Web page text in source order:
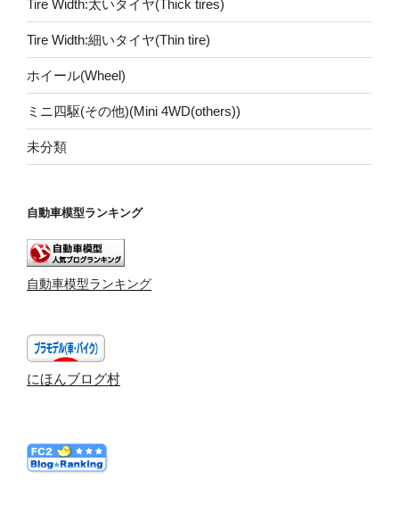
Tire Width:太いタイヤ(Thick tires)
Tire Width:細いタイヤ(Thin tire)
ホイール(Wheel)
ミニ四駆(その他)(Mini 4WD(others))
未分類
自動車模型ランキング
自動車模型ランキング
にほんブログ村